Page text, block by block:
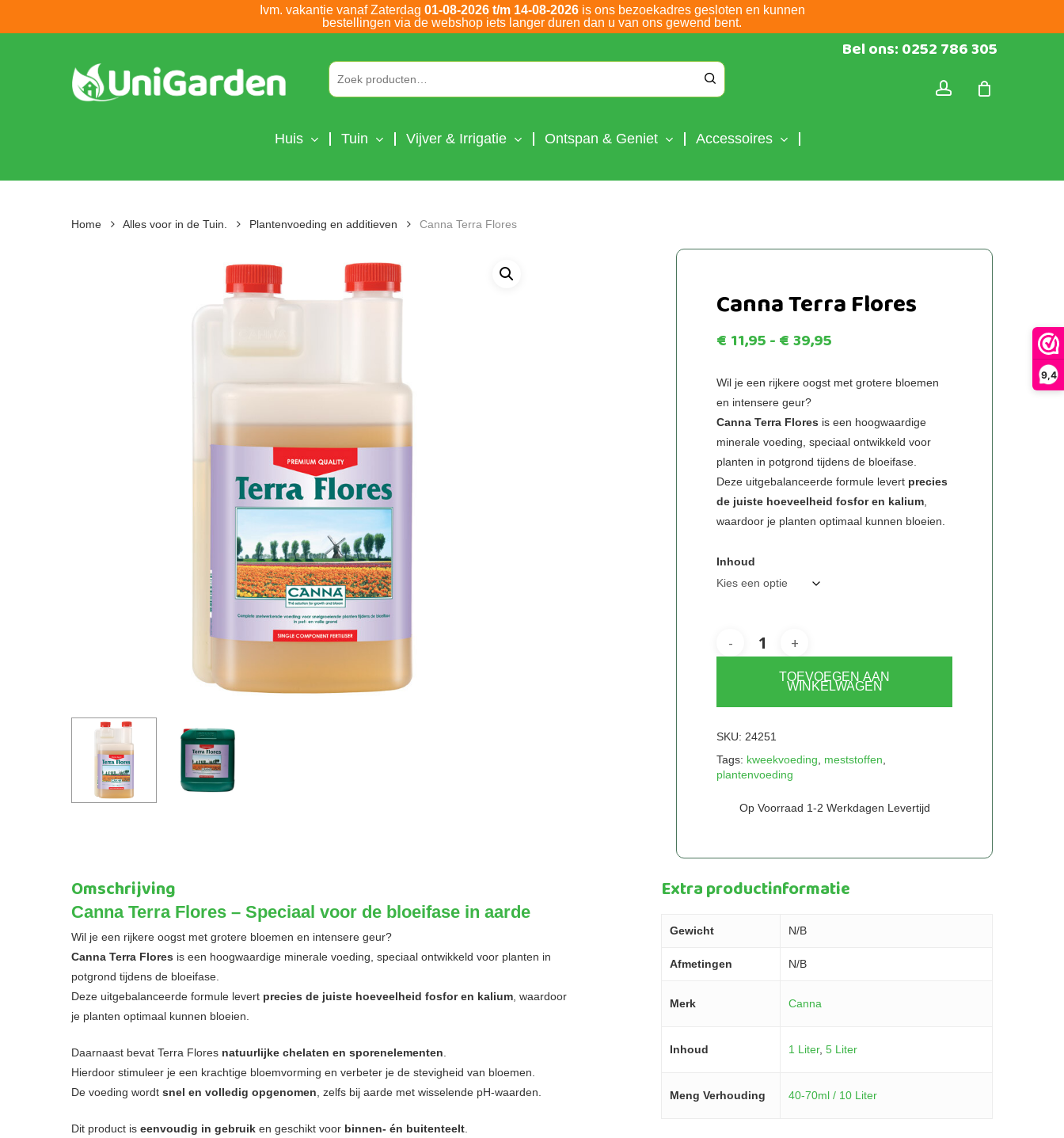
9,4
Ivm. vakantie vanaf Zaterdag 01-08-2026 t/m 14-08-2026is ons bezoekadres gesloten en kunnen
bestellingen via de webshop iets langer duren dan u van ons gewend bent.
Bel ons: 0252 786 305
Huis Tuin Vijver & Irrigatie Ontspan & Geniet Accessoires
Home Alles voor in de Tuin. Plantenvoeding en additieven Canna Terra Flores
Canna Terra Flores
€ 11,95-€39,95
tot
Wil je een rijkere oogst met grotere bloemen
en intensere geur?
Canna Terra Flores is een hoogwaardige
minerale voeding, speciaal ontwikkeld voor
planten in potgrond tijdens de bloeifase.
Deze uitgebalanceerde formule levert precies
de juiste hoeveelheid fosfor en kalium
waardoor je planten optimaal kunnen bloeien.
Inhoud
TOEVOEGEN AAN
WINKELWAGEN
SKU: 24251
Tags: kweekvoeding meststoffen
plantenvoeding
Op Voorraad 1-2 Werkdagen Levertijd
Omschrijving
Canna Terra Flores – Speciaal voor de bloeifase in aarde
Wil je een rijkere oogst met grotere bloemen en intensere geur?
Canna Terra Flores is een hoogwaardige minerale voeding, speciaal ontwikkeld voor planten in
potgrond tijdens de bloeifase.
Deze uitgebalanceerde formule levert precies de juiste hoeveelheid fosfor en kalium , waardoor
je planten optimaal kunnen bloeien.
Daarnaast bevat Terra Flores natuurlijke chelaten en sporenelementen
Hierdoor stimuleer je een krachtige bloemvorming en verbeter je de stevigheid van bloemen.
De voeding wordt snel en volledig opgenomen , zelfs bij aarde met wisselende pH-waarden.
Dit product is eenvoudig in gebruik en geschikt voor binnen- én buitenteelt
Extra productinformatie
Gewicht N/B
Afmetingen N/B
Merk Canna
Inhoud 1 Liter, 5 Liter
Meng Verhouding 40-70ml / 10 Liter